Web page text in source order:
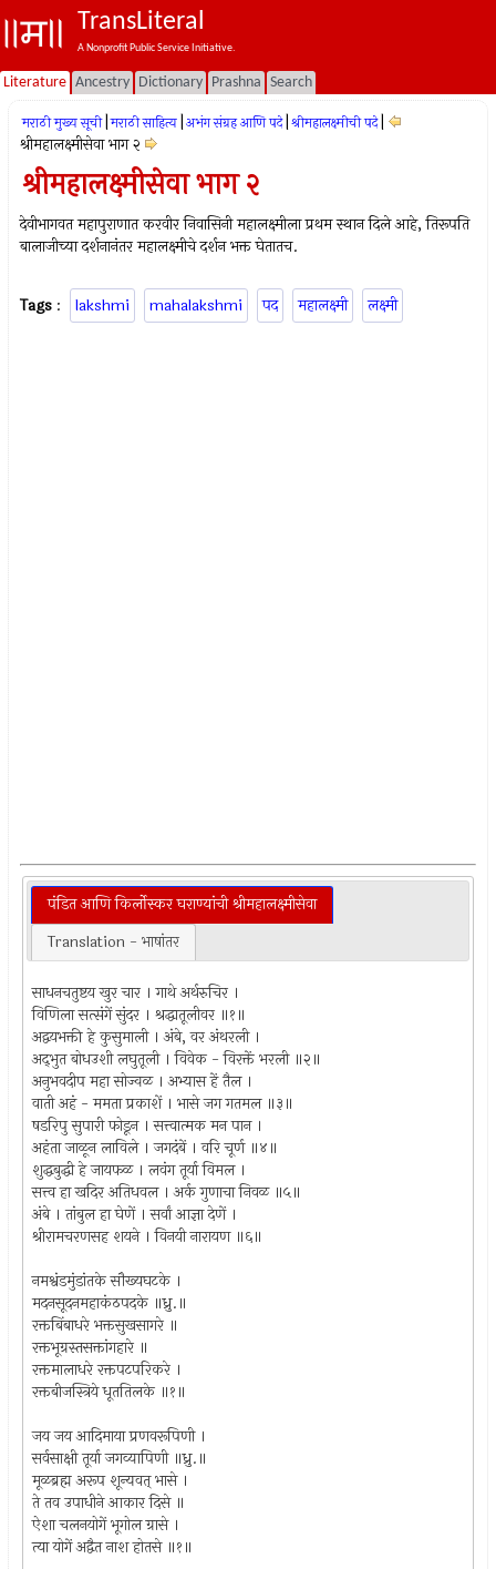
TransLiteral
A Nonprofit Public Service Initiative.
Literature Ancestry Dictionary Prashna Search
मराठी मुख्य सूची मराठी साहित्य अभंग संग्रह आणि पदे श्रीमहालक्ष्मीची पदे
श्रीमहालक्ष्मीसेवा भाग २
श्रीमहालक्ष्मीसेवा भाग २
देवीभागवत महापुराणात करवीर निवासिनी महालक्ष्मीला प्रथम स्थान दिले आहे, तिरूपति
बालाजीच्या दर्शनानंतर महालक्ष्मीचे दर्शन भक्त घेतातच.
Tags : lakshmi mahalakshmi पद महालक्ष्मी लक्ष्मी
पंडित आणि किर्लोस्कर घराण्यांची श्रीमहालक्ष्मीसेवा
Translation - भाषांतर
साधनचतुष्टय खुर चार । गाथे अर्थरुचिर ।
विणिला सत्संगें सुंदर । श्रद्धातूलीवर ॥१॥
अद्वयभक्ती हे कुसुमाली । अंबे, वर अंथरली ।
अद्‌भुत बोधउशी लघुतूली । विवेक - विरक्तें भरली ॥२॥
अनुभवदीप महा सोज्वळ । अभ्यास हें तैल ।
वाती अहं - ममता प्रकाशें । भासे जग गतमल ॥३॥
षडरिपु सुपारी फोडून । सत्त्वात्मक मन पान ।
अहंता जाळून लाविले । जगदंबें । वरि चूर्ण ॥४॥
शुद्धबुद्धी हे जायफळ । लवंग तूर्या विमल ।
सत्त्व हा खदिर अतिधवल । अर्क गुणाचा निवळ ॥५॥
अंबे । तांबुल हा घेणें । सर्वां आज्ञा देणें ।
श्रीरामचरणसह शयने । विनयी नारायण ॥६॥
नमश्वंडमुंडांतके सौख्यघटके ।
मदनसूदनमहाकंठपदके ॥ध्रु.॥
रक्तबिंबाधरे भक्तसुखसागरे ॥
रक्तभूग्रस्तसक्तांगहारे ॥
रक्तमालाधरे रक्तपटपरिकरे ।
रक्तबीजस्त्रिये धूततिलके ॥१॥
जय जय आदिमाया प्रणवरूपिणी ।
सर्वसाक्षी तूर्या जगव्यापिणी ॥ध्रु.॥
मूळब्रह्म अरूप शून्यवत्‌ भासे ।
ते तव उपाधीने आकार दिसे ॥
ऐशा चलनयोगें भूगोल ग्रासे ।
त्या योगें अद्वैत नाश होतसे ॥१॥